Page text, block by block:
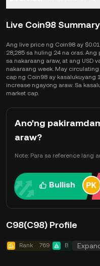
Live Coin98 Summary
Ang live price ng Coin98 ay
28,285 sa huling 24 na oras.
sa nakaraang araw, at ang USD
nakaraang week. May
cap ng Coin98 ay kasalukuyang
increase ngayong araw. Sa
market cap.
Ano'ng
araw?
Note: Para sa reference lang
Bullish
C98(C98) Profile
Rank 769 B